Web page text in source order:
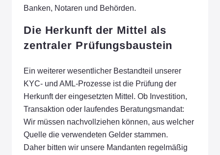
Banken, Notaren und Behörden.
Die Herkunft der Mittel als
zentraler Prüfungsbaustein
Ein weiterer wesentlicher Bestandteil unserer
KYC- und AML-Prozesse ist die Prüfung der
Herkunft der eingesetzten Mittel. Ob Investition,
Transaktion oder laufendes Beratungsmandat:
Wir müssen nachvollziehen können, aus welcher
Quelle die verwendeten Gelder stammen.
Daher bitten wir unsere Mandanten regelmäßig